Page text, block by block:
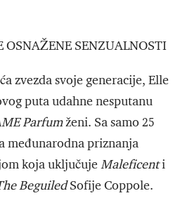
OSNAŽENE SENZUALNOSTI
zvezda svoje generacije, Elle
puta udahne nesputanu
Parfumženi. Sa samo 25
međunarodna priznanja
koja uključuje Maleficenti
BeguiledSofije Coppole.